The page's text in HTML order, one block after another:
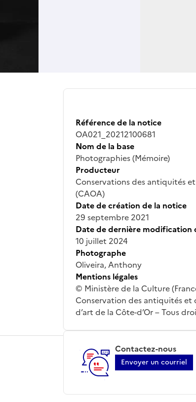
Référence de la notice
OA021_20212100681
Nom de la base
Photographies (Mémoire)
Producteur
Conservations des antiquités
(CAOA)
Date de création de la notice
29 septembre 2021
Date de dernière modification
10 juillet 2024
Photographe
Oliveira, Anthony
Mentions légales
© Ministère de la Culture
Conservation des antiquités et
d’art de la Côte-d’Or – Tous
Contactez-nous
Envoyer un courriel